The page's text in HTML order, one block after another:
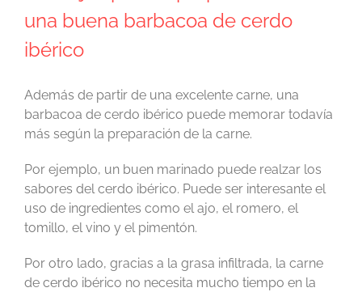
una buena barbacoa de cerdo
ibérico
Además de partir de una excelente carne, una
barbacoa de cerdo ibérico puede memorar todavía
más según la preparación de la carne.
Por ejemplo, un buen marinado puede realzar los
sabores del cerdo ibérico. Puede ser interesante el
uso de ingredientes como el ajo, el romero, el
tomillo, el vino y el pimentón.
Por otro lado, gracias a la grasa infiltrada, la carne
de cerdo ibérico no necesita mucho tiempo en la